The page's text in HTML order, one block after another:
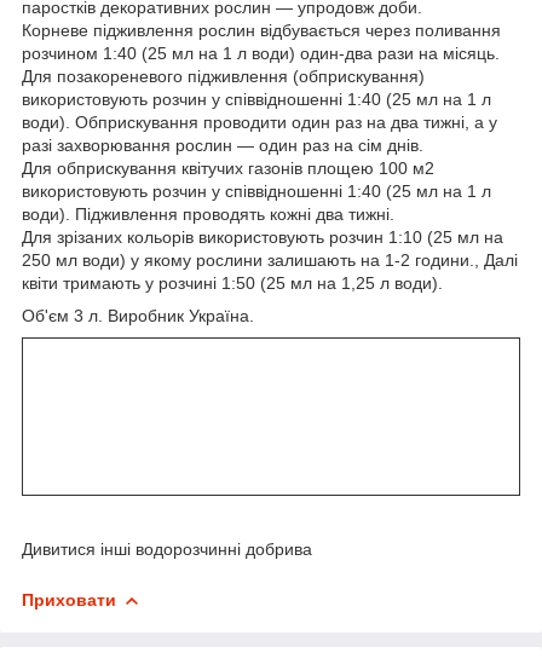
паростків декоративних рослин — упродовж доби.
Корневе підживлення рослин відбувається через поливання
розчином 1:40 (25 мл на 1 л води) один-два рази на місяць.
Для позакореневого підживлення (обприскування)
використовують розчин у співвідношенні 1:40 (25 мл на 1 л
води). Обприскування проводити один раз на два тижні, а у
разі захворювання рослин — один раз на сім днів.
Для обприскування квітучих газонів площею 100 м2
використовують розчин у співвідношенні 1:40 (25 мл на 1 л
води). Підживлення проводять кожні два тижні.
Для зрізаних кольорів використовують розчин 1:10 (25 мл на
250 мл води) у якому рослини залишають на 1-2 години., Далі
квіти тримають у розчині 1:50 (25 мл на 1,25 л води).
Об'єм 3 л. Виробник Україна.
Дивитися інші водорозчинні добрива
Приховати